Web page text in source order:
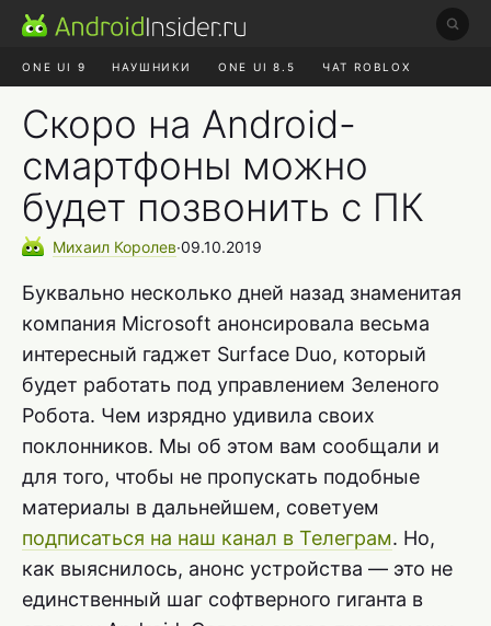
ONE UI 9 НАУШНИКИ ONE UI 8.5 ЧАТ ROBLOX
Скоро на Android-
смартфоны можно
будет позвонить с ПК
Михаил Королев∙09.10.2019
Буквально несколько дней назад знаменитая
компания Microsoft анонсировала весьма
интересный гаджет Surface Duo, который
будет работать под управлением Зеленого
Робота. Чем изрядно удивила своих
поклонников. Мы об этом вам сообщали и
для того, чтобы не пропускать подобные
материалы в дальнейшем, советуем
подписаться на наш канал в Телеграм. Но,
как выяснилось, анонс устройства — это не
единственный шаг софтверного гиганта в